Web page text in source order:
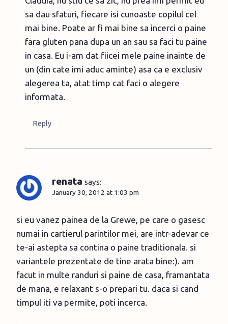
sa dau sfaturi, fiecare isi cunoaste copilul cel
mai bine. Poate ar fi mai bine sa incerci o paine
fara gluten pana dupa un an sau sa faci tu paine
in casa. Eu i-am dat fiicei mele paine inainte de
un (din cate imi aduc aminte) asa ca e exclusiv
alegerea ta, atat timp cat faci o alegere
informata.
Reply
renata says:
January 30, 2012 at 1:03 pm
si eu vanez painea de la Grewe, pe care o gasesc
numai in cartierul parintilor mei, are intr-adevar ce
te-ai astepta sa contina o paine traditionala. si
variantele prezentate de tine arata bine:). am
facut in multe randuri si paine de casa, framantata
de mana, e relaxant s-o prepari tu. daca si cand
timpul iti va permite, poti incerca.